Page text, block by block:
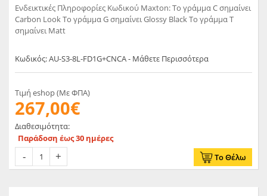
Ενδεικτικές Πληροφορίες Κωδικού Maxton: Το γράμμα C σημαίνει
Carbon Look Το γράμμα G σημαίνει Glossy Black Το γράμμα T
σημαίνει Matt
Κωδικός: AU-S3-8L-FD1G+CNCA - Μάθετε Περισσότερα
Τιμή eshop (Με ΦΠΑ)
267,00€
Διαθεσιμότητα:
Παράδοση έως 30 ημέρες
Το Θέλω